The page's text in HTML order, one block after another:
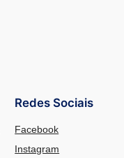
Redes Sociais
Facebook
Instagram